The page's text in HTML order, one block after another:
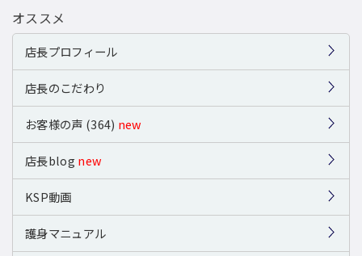
オススメ
店長プロフィール
店長のこだわり
お客様の声 (364) new
店長blog new
KSP動画
護身マニュアル